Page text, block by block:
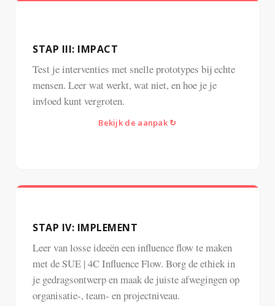
STAP III: IMPACT
Test je interventies met snelle prototypes bij echte
mensen. Leer wat werkt, wat niet, en hoe je je
invloed kunt vergroten.
Bekijk de aanpak ↻
STAP IV: IMPLEMENT
Leer van losse ideeën een influence flow te maken
met de SUE | 4C Influence Flow. Borg de ethiek in
je gedragsontwerp en maak de juiste afwegingen op
organisatie-, team- en projectniveau.